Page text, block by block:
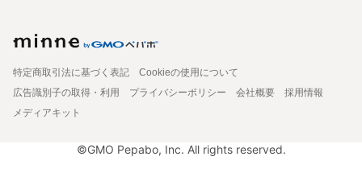
特定商取引法に基づく表記
Cookieの使用について
広告識別子の取得・利用
プライバシーポリシー 会社概要
採用情報
メディアキット
©GMO Pepabo, Inc. All rights reserved.